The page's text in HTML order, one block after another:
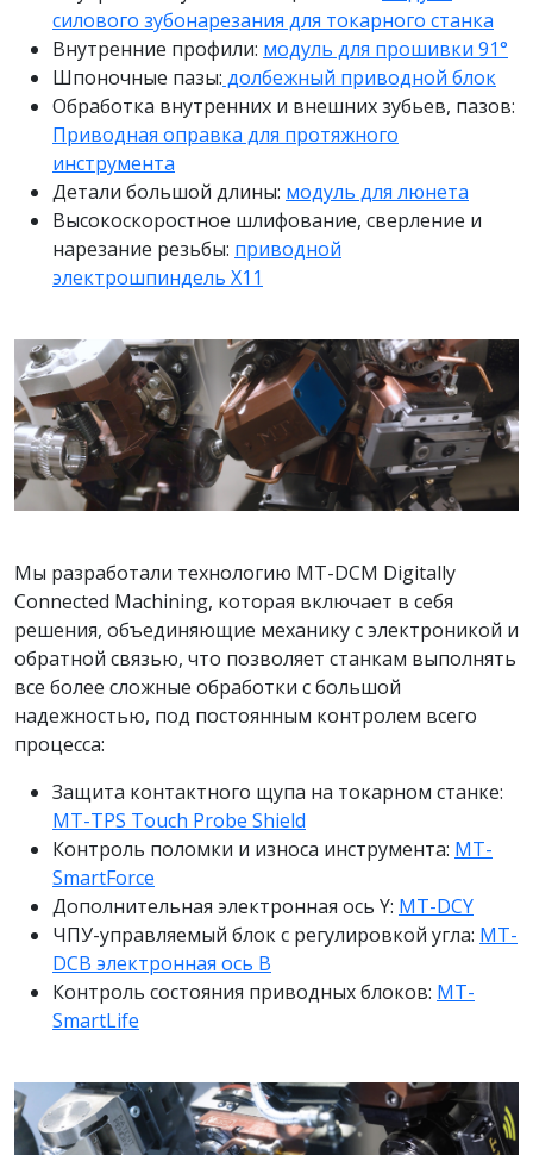
силового зубонарезания для токарного станка
Внутренние профили: модуль для прошивки 91°
Шпоночные пазы: долбежный приводной блок
Обработка внутренних и внешних зубьев, пазов:
Приводная оправка для протяжного
инструмента
Детали большой длины: модуль для люнета
Высокоскоростное шлифование, сверление и
нарезание резьбы: приводной
электрошпиндель X11
Мы разработали технологию MT-DCM Digitally
Connected Machining, которая включает в себя
решения, объединяющие механику с электроникой и
обратной связью, что позволяет станкам выполнять
все более сложные обработки с большой
надежностью, под постоянным контролем всего
процесса:
Защита контактного щупа на токарном станке:
MT-TPS Touch Probe Shield
Контроль поломки и износа инструмента: MT-
SmartForce
Дополнительная электронная ось Y: MT-DCY
ЧПУ-управляемый блок с регулировкой угла: MT-
DCB электронная ось B
Контроль состояния приводных блоков: MT-
SmartLife